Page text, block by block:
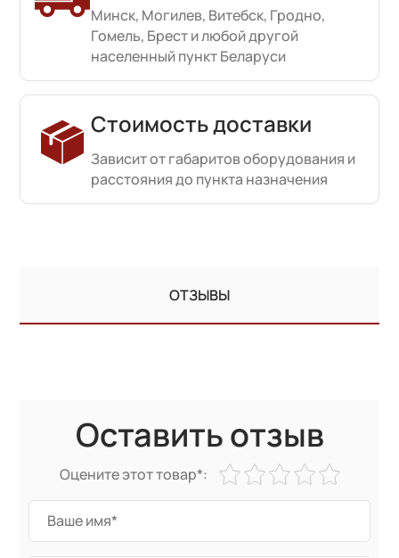
Минск, Могилев, Витебск, Гродно,
Гомель, Брест и любой другой
населенный пункт Беларуси
Стоимость доставки
Зависит от габаритов оборудования и
расстояния до пункта назначения
ОТЗЫВЫ
Оставить отзыв
Оцените этот товар*: